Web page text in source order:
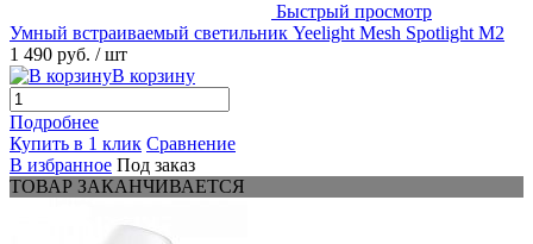
Быстрый просмотр
Умный встраиваемый светильник Yeelight Mesh Spotlight M2
1 490 руб. / шт
В корзину
Подробнее
Купить в 1 клик Сравнение
В избранное Под заказ
ТОВАР ЗАКАНЧИВАЕТСЯ